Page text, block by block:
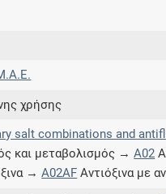
παροχές των
Ενδείξεις και αγωγές
χρήσης
salt combinations and
και μεταβολισμός →A02
→A02AF Αντιόξινα με